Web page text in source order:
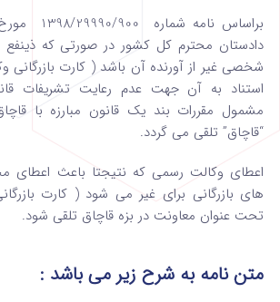
دادستان محترم کل کشور در صورتی که ذینفع
شخصی غیر از آورنده آن باشد ( کارت بازرگانی
استناد به آن جهت عدم رعایت تشریفات
مشمول مقررات بند یک قانون مبارزه با
“قاچاق” تلقی می گردد.
اعطای وکالت رسمی که نتیجتا باعث اعطای
های بازرگانی برای غیر می شود ( کارت
تحت عنوان معاونت در بزه قاچاق تلقی شود.
متن نامه به شرح زیر می باشد :